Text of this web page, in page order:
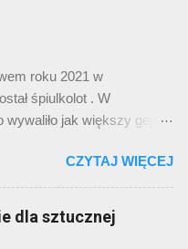
– fajne. Potem przyszedł
Polak na Księżycu,
w pole (a właściwie
diablicę o imieniu ...
game”. W pierwszych
tam wizytówka
wygrane w dziecięcych
serial w wersji obecnej,
że numer jest
Monako czy
nie przystaje do Korei
numer musiał zostać
roku 2021 w
śpiulkolot . W
wywaliło jak większy gejzer
socjologicznej
na to słowo, dlaczego
za to młodzież nie
czy ten plebiscyt ma
CZYTAJ WIĘCEJ
dla sztucznej